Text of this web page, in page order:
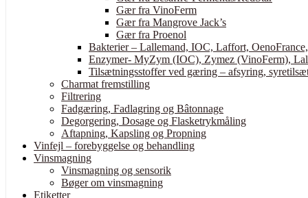
Gær fra VinoFerm
Gær fra Mangrove Jack’s
Gær fra Proenol
Bakterier – Lallemand, IOC, Laffort,
Enzymer- MyZym (IOC), Zymez (VinoFerm),
Tilsætningsstoffer ved gæring – afsyring,
Charmat fremstilling
Filtrering
Fadgæring, Fadlagring og Bâtonnage
Degorgering, Dosage og Flasketrykmåling
Aftapning, Kapsling og Propning
Vinfejl – forebyggelse og behandling
Vinsmagning
Vinsmagning og sensorik
Bøger om vinsmagning
Etiketter